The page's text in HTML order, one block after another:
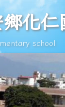
民小
化仁
school